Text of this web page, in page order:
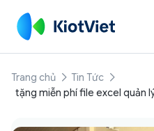
Trang chủ
Tin Tức
tặng miễn phí file excel quản